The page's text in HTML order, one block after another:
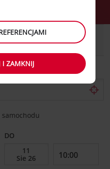
SAMOCHÓD
DOSTAWCZY
DO
I ZAMKNIJ